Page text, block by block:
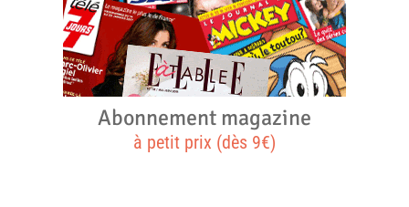
Abonnement magazine
à petit prix (dès 9€)